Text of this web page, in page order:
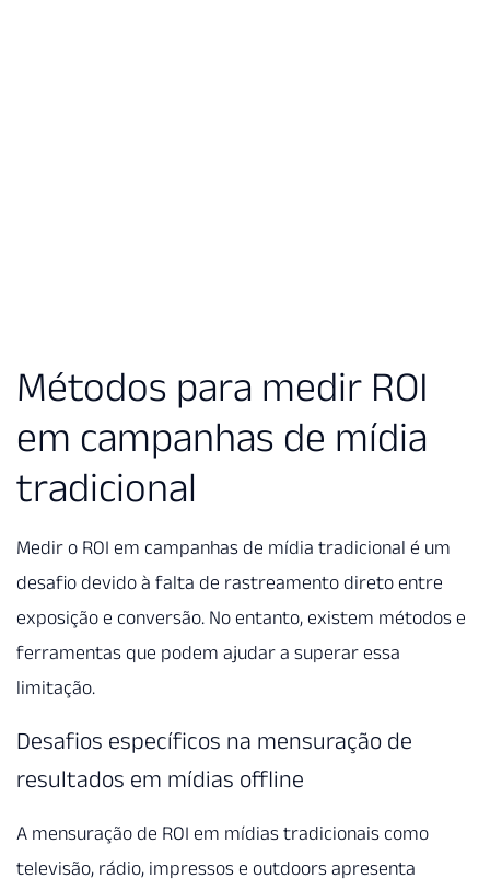
Métodos para medir ROI
em campanhas de mídia
tradicional
Medir o ROI em campanhas de mídia tradicional é um
desafio devido à falta de rastreamento direto entre
exposição e conversão. No entanto, existem métodos e
ferramentas que podem ajudar a superar essa
limitação.
Desafios específicos na mensuração de
resultados em mídias offline
A mensuração de ROI em mídias tradicionais como
televisão, rádio, impressos e outdoors apresenta